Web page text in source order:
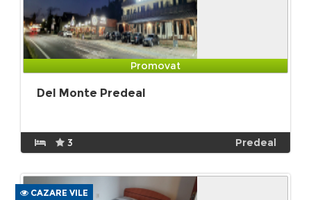
Promovat
Del Monte Predeal
3 Predeal
CAZARE VILE